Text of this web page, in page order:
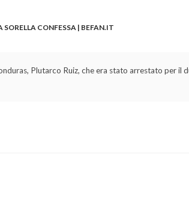
SORELLA CONFESSA | BEFAN.IT
Plutarco Ruiz, che era stato arrestato per il